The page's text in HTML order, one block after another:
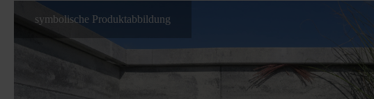
symbolische Produktabbildung